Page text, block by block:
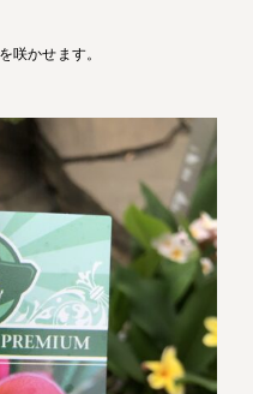
咲かせます。